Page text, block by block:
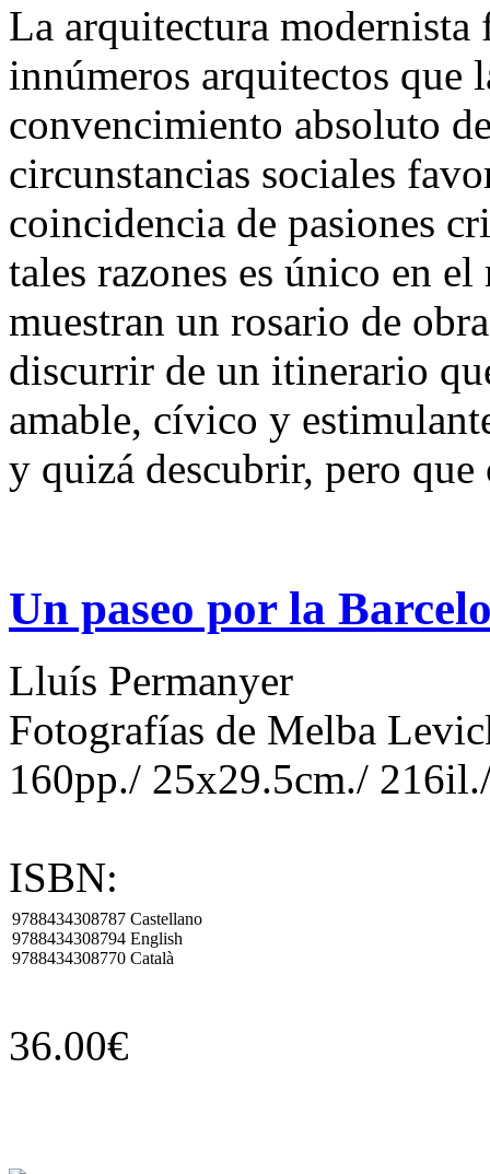
La arquitectura modernista
innúmeros arquitectos que
convencimiento absoluto
circunstancias sociales
coincidencia de pasiones
tales razones es único en
muestran un rosario de
discurrir de un itinerario
amable, cívico y
y quizá descubrir, pero
Un paseo por la
Lluís Permanyer
Fotografías de Melba
160pp./ 25x29.5cm./
ISBN:
9788434308787
9788434308794
9788434308770
Castellano
English
Català
36.00€